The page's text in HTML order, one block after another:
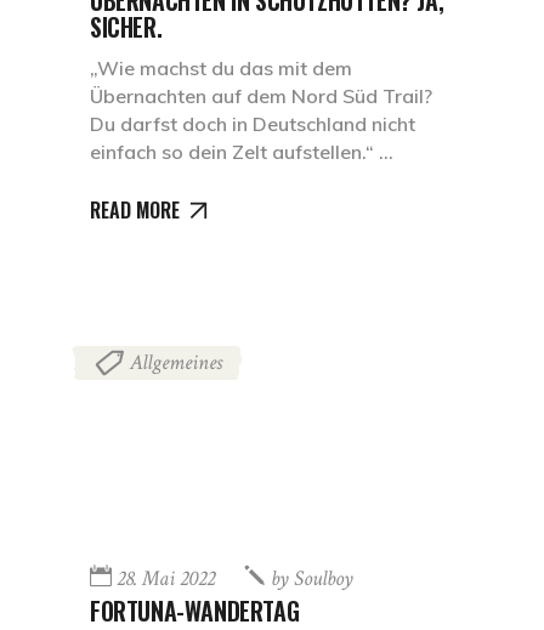
SICHER.
„Wie machst du das mit dem
Übernachten auf dem Nord Süd Trail?
Du darfst doch in Deutschland nicht
einfach so dein Zelt aufstellen.“
READ MORE
Allgemeines
28. Mai 2022 bySoulboy
FORTUNA-WANDERTAG